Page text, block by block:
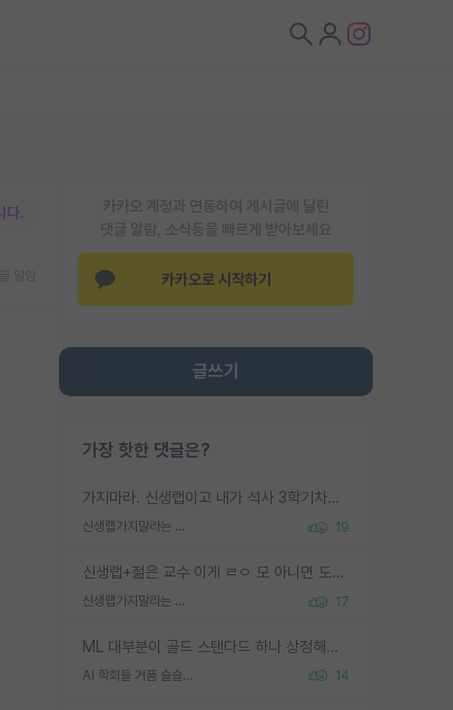
카카오 계정과 연동하여 게시글에 달린
댓글 알람, 소식등을 빠르게 받아보세요
카카오로 시작하기
글쓰기
가장 핫한 댓글은?
가지마라. 신생랩이고 내가 석사 3학기차인데 최고참인데 나도 아무것도 모르는데 교수가 후배들 왜 논문 교육 안시키냐. 논문 왜 안 써오냐 닦달한다
신생랩가지말라는 이유가 있었구나 19
신생랩+젊은 교수 이게 ㄹㅇ 모 아니면 도인듯.
신생랩가지말라는 이유가 있었구나 17
ML 대부분이 골드 스탠다드 하나 상정해놓고 (벤치마크 데이터셋이 여러 개면 여러 개 상정) 그거 얼마나 잘 맞추나 싸움임 가끔 번뜩이는 설계 철학을 보여주는 논문들도 있지만 대부분 그거 성적 얼마나 더 올리느라에 혈안이 되어 있는 측면이 잇음
AI 학회들 거품 슬슬 지적이 나오네요 14
다.